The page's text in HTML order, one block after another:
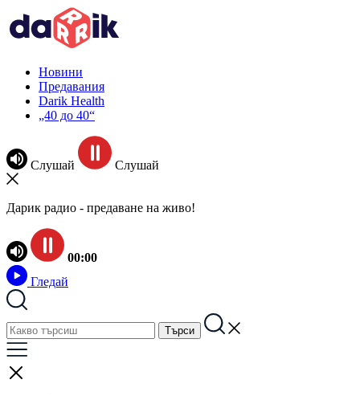
Новини
Предавания
Darik Health
„40 до 40“
Слушай Слушай
Дарик радио - предаване на живо!
00:00
Гледай